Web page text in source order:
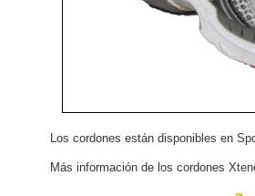
Los cordones están disponibles en
Más información de los cordones